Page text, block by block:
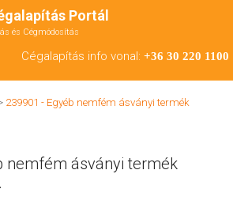
Portál
és Cégmódosítás
Cégalapítás info vonal: +36 30 220 1100
239901 - Egyéb nemfém ásványi termék
nemfém ásványi termék